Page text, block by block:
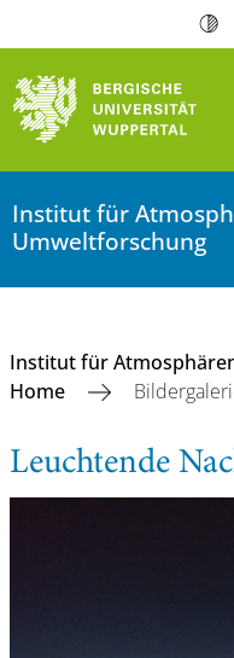
Institut für
Umweltforschung
Institut für
Home
Leuchtende